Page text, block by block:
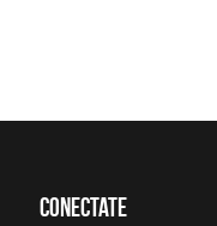
Conectate